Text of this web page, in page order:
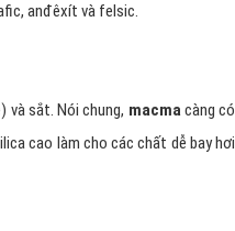
anđêxít và felsic.
và sắt. Nói chung, macmacàng có
cao làm cho các chất dễ bay hơi